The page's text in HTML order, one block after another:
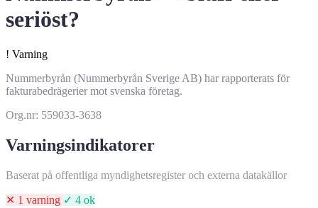
seriöst?
! Varning
Nummerbyrån (Nummerbyrån Sverige AB) har rapporterats för
fakturabedrägerier mot svenska företag.
Org.nr: 559033-3638
Varningsindikatorer
Baserat på offentliga myndighetsregister och externa datakällor
✕ 1 varning ✓ 4 ok